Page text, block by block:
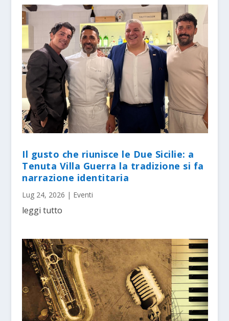
Il gusto che riunisce le Due Sicilie: a
Tenuta Villa Guerra la tradizione si fa
narrazione identitaria
Lug 24, 2026 | Eventi
leggi tutto